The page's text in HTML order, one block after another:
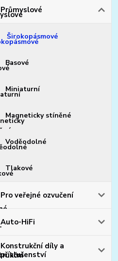
Průmyslové
Širokopásmové
Basové
Miniaturní
Magneticky stíněné
Voděodolné
Tlakové
Pro veřejné ozvučení
Auto-HiFi
Konstrukční díly a
příslušenství